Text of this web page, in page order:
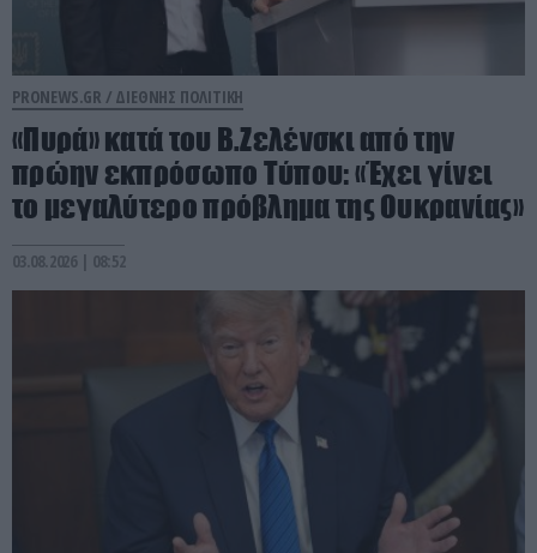
PRONEWS.GR / ΔΙΕΘΝΗΣ ΠΟΛΙΤΙΚΗ
«Πυρά» κατά του Β.Ζελένσκι από την
πρώην εκπρόσωπο Τύπου: «Έχει γίνει
το μεγαλύτερο πρόβλημα της Ουκρανίας»
03.08.2026 | 08:52